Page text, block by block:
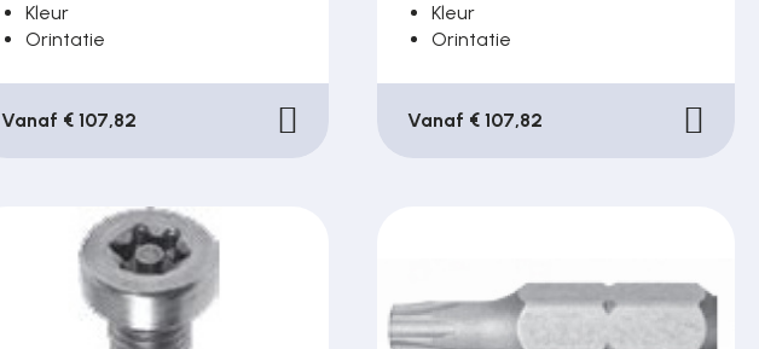
Kleur
Orintatie
Vanaf € 107,82
Kleur
Orintatie
Vanaf € 107,82